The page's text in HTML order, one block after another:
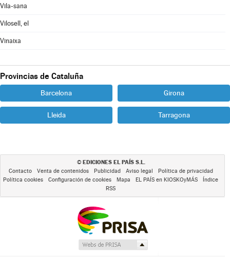
Vila-sana
Vilosell, el
Vinaixa
Provincias de Cataluña
Barcelona Girona
Lleida Tarragona
© EDICIONES EL PAÍS S.L.
Contacto Venta de contenidos Publicidad Aviso legal
Política de privacidad
Política cookies
Configuración de cookies Mapa EL PAÍS en KIOSKOyMÁS
Índice
RSS